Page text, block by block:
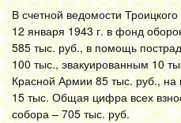
В счетной ведомости
12 января 1943 г. в фонд
585 тыс. руб., в помощь
100 тыс., эвакуированным 10
Красной Армии 85 тыс. руб.,
15 тыс. Общая цифра всех
собора – 705 тыс. руб.